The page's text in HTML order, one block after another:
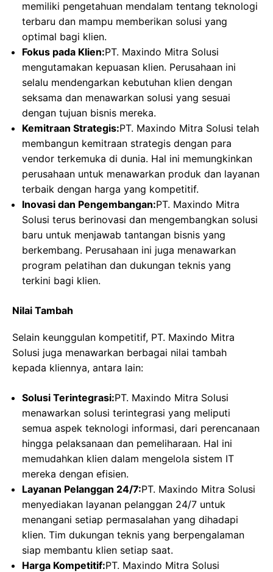
memiliki pengetahuan mendalam tentang teknologi
terbaru dan mampu memberikan solusi yang
optimal bagi klien.
Fokus pada Klien:PT. Maxindo Mitra Solusi
mengutamakan kepuasan klien. Perusahaan ini
selalu mendengarkan kebutuhan klien dengan
seksama dan menawarkan solusi yang sesuai
dengan tujuan bisnis mereka.
Kemitraan Strategis:PT. Maxindo Mitra Solusi telah
membangun kemitraan strategis dengan para
vendor terkemuka di dunia. Hal ini memungkinkan
perusahaan untuk menawarkan produk dan layanan
terbaik dengan harga yang kompetitif.
Inovasi dan Pengembangan:PT. Maxindo Mitra
Solusi terus berinovasi dan mengembangkan solusi
baru untuk menjawab tantangan bisnis yang
berkembang. Perusahaan ini juga menawarkan
program pelatihan dan dukungan teknis yang
terkini bagi klien.
Nilai Tambah
Selain keunggulan kompetitif, PT. Maxindo Mitra
Solusi juga menawarkan berbagai nilai tambah
kepada kliennya, antara lain:
Solusi Terintegrasi:PT. Maxindo Mitra Solusi
menawarkan solusi terintegrasi yang meliputi
semua aspek teknologi informasi, dari perencanaan
hingga pelaksanaan dan pemeliharaan. Hal ini
memudahkan klien dalam mengelola sistem IT
mereka dengan efisien.
Layanan Pelanggan 24/7:PT. Maxindo Mitra Solusi
menyediakan layanan pelanggan 24/7 untuk
menangani setiap permasalahan yang dihadapi
klien. Tim dukungan teknis yang berpengalaman
siap membantu klien setiap saat.
Harga Kompetitif:PT. Maxindo Mitra Solusi